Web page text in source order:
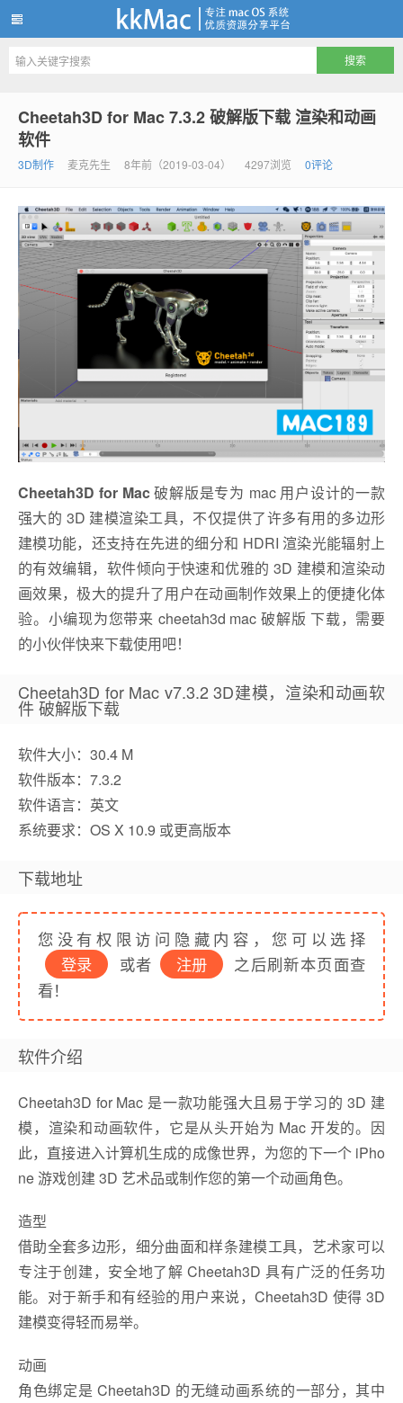
Cheetah3D for Mac 7.3.2 破解版下载 渲染和动画
软件
3D制作 麦克先生 8年前（2019-03-04） 4297浏览 0评论
Cheetah3D for Mac破解版是专为 mac 用户设计的一款
强大的 3D 建模渲染工具，不仅提供了许多有用的多边形
建模功能，还支持在先进的细分和 HDRI 渲染光能辐射上
的有效编辑，软件倾向于快速和优雅的 3D 建模和渲染动
画效果，极大的提升了用户在动画制作效果上的便捷化体
验。小编现为您带来 cheetah3d mac 破解版 下载，需要
的小伙伴快来下载使用吧！
Cheetah3D for Mac v7.3.2 3D建模，渲染和动画软
件 破解版下载
软件大小：30.4 M
软件版本：7.3.2
软件语言：英文
系统要求：OS X 10.9 或更高版本
下载地址
您没有权限访问隐藏内容，您可以选择
登录
或者 注册
之后刷新本页面查
看！
软件介绍
Cheetah3D for Mac 是一款功能强大且易于学习的 3D 建
模，渲染和动画软件，它是从头开始为 Mac 开发的。因
此，直接进入计算机生成的成像世界，为您的下一个 iPho
ne 游戏创建 3D 艺术品或制作您的第一个动画角色。
造型
借助全套多边形，细分曲面和样条建模工具，艺术家可以
专注于创建，安全地了解 Cheetah3D 具有广泛的任务功
能。对于新手和有经验的用户来说，Cheetah3D 使得 3D
建模变得轻而易举。
动画
角色绑定是 Cheetah3D 的无缝动画系统的一部分，其中